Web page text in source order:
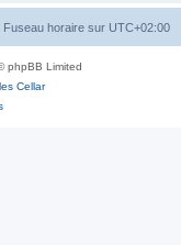
Fuseau horaire sur UTC+02:00
phpBB Limited
Cellar